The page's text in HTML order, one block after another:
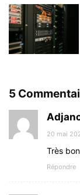
5
20 mai
Très bon
Répondre